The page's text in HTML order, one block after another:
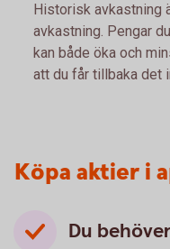
Historisk avkastning
avkastning. Pengar
kan både öka och
att du får tillbaka det
Köpa aktier i
Du